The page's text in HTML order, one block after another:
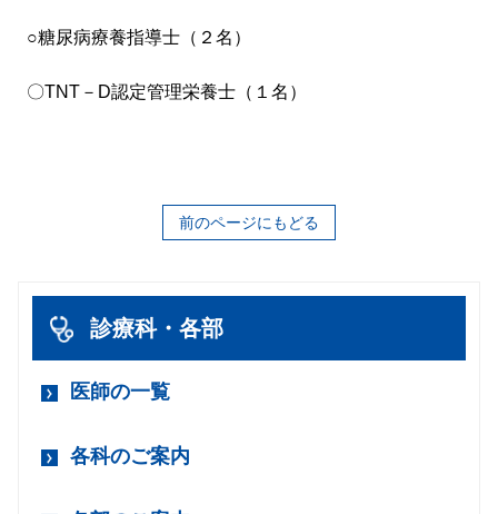
○糖尿病療養指導士（２名）
〇TNT－D認定管理栄養士（１名）
前のページにもどる
診療科・各部
医師の一覧
各科のご案内